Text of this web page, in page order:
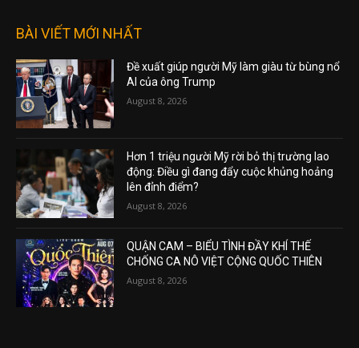
BÀI VIẾT MỚI NHẤT
Đề xuất giúp người Mỹ làm giàu từ bùng nổ
AI của ông Trump
August 8, 2026
Hơn 1 triệu người Mỹ rời bỏ thị trường lao
động: Điều gì đang đẩy cuộc khủng hoảng
lên đỉnh điểm?
August 8, 2026
QUẬN CAM – BIỂU TÌNH ĐẦY KHÍ THẾ
CHỐNG CA NÔ VIỆT CỘNG QUỐC THIÊN
August 8, 2026